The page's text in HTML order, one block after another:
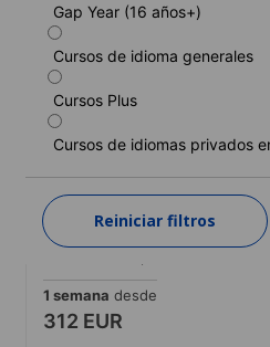
Gap Year (16 años+)
Cursos de idioma generales
Cursos Plus
Cursos de idiomas privados
Reiniciar filtros
Duración: 1 - 36 semanas
Niveles: Principiante a Avanzado
1 semana
239 EUR
Curso intensivo
Duración: 1 - 36 semanas
1 semana desde
312 EUR